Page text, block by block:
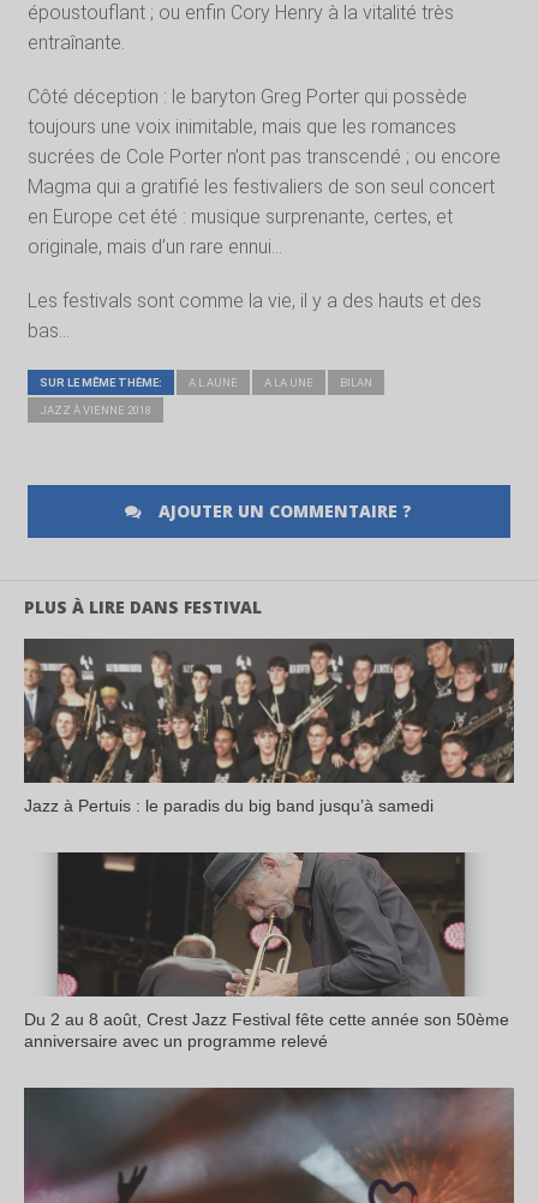
époustouflant ; ou enfin Cory Henry à la vitalité très
entraînante.
Côté déception : le baryton Greg Porter qui possède
toujours une voix inimitable, mais que les romances
sucrées de Cole Porter n’ont pas transcendé ; ou encore
Magma qui a gratifié les festivaliers de son seul concert
en Europe cet été : musique surprenante, certes, et
originale, mais d’un rare ennui…
Les festivals sont comme la vie, il y a des hauts et des
bas…
SUR LE MÊME THÈME: A L AUNE A LA UNE BILAN
JAZZ À VIENNE 2018
AJOUTER UN COMMENTAIRE ?
PLUS À LIRE DANS FESTIVAL
Jazz à Pertuis : le paradis du big band jusqu’à samedi
Du 2 au 8 août, Crest Jazz Festival fête cette année son 50ème
anniversaire avec un programme relevé